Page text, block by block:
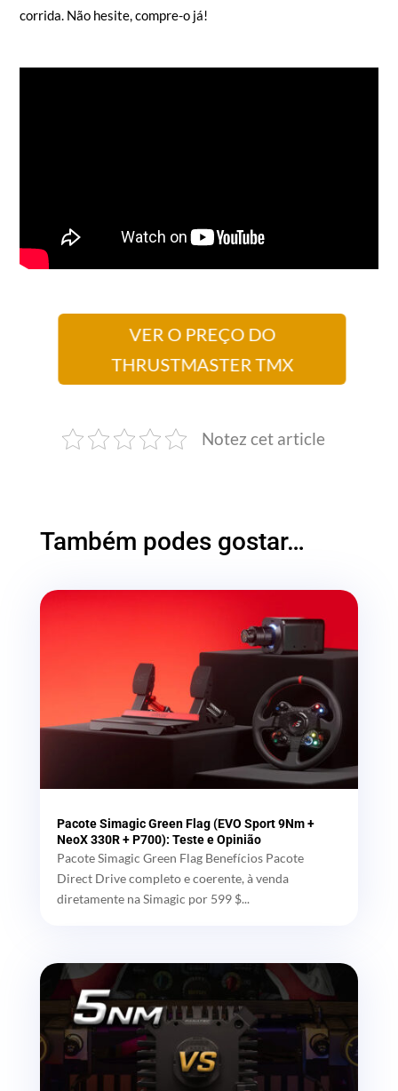
corrida. Não hesite, compre-o já!
VER O PREÇO DO
THRUSTMASTER TMX
Notez cet article
Também podes gostar…
Pacote Simagic Green Flag (EVO Sport 9Nm +
NeoX 330R + P700): Teste e Opinião
Pacote Simagic Green Flag Benefícios Pacote
Direct Drive completo e coerente, à venda
diretamente na Simagic por 599 $...